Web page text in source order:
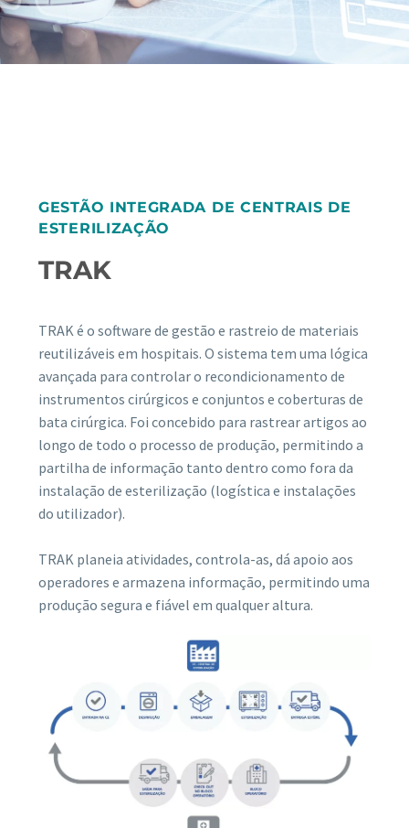
GESTÃO INTEGRADA DE CENTRAIS DE
ESTERILIZAÇÃO
TRAK
TRAK é o software de gestão e rastreio de materiais
reutilizáveis em hospitais. O sistema tem uma lógica
avançada para controlar o recondicionamento de
instrumentos cirúrgicos e conjuntos e coberturas de
bata cirúrgica. Foi concebido para rastrear artigos ao
longo de todo o processo de produção, permitindo a
partilha de informação tanto dentro como fora da
instalação de esterilização (logística e instalações
do utilizador).
TRAK planeia atividades, controla-as, dá apoio aos
operadores e armazena informação, permitindo uma
produção segura e fiável em qualquer altura.